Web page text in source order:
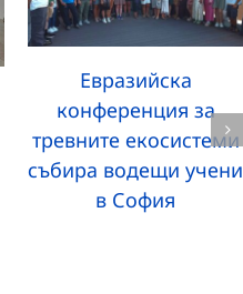
Евразийска
конференция за
тревните екосистеми
събира водещи учени
в София